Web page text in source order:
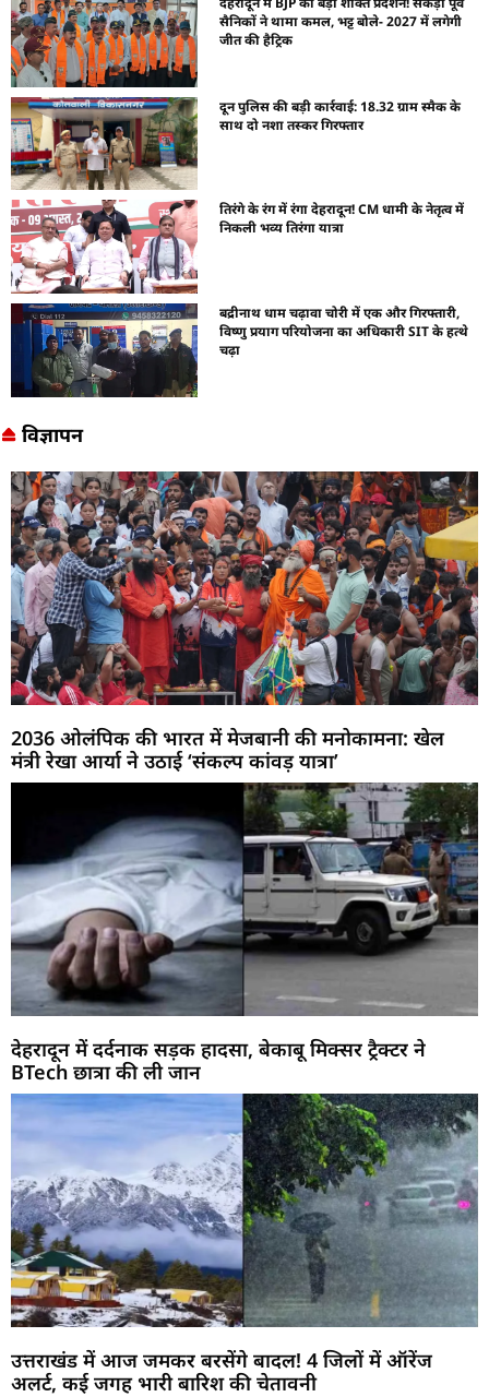
सैनिकों ने थामा कमल, भट्ट बोले- 2027 में लगेगी
जीत की हैट्रिक
दून पुलिस की बड़ी कार्रवाई: 18.32 ग्राम स्मैक के
साथ दो नशा तस्कर गिरफ्तार
तिरंगे के रंग में रंगा देहरादून! CM धामी के नेतृत्व में
निकली भव्य तिरंगा यात्रा
बद्रीनाथ धाम चढ़ावा चोरी में एक और गिरफ्तारी,
विष्णु प्रयाग परियोजना का अधिकारी SIT के हत्थे
चढ़ा
विज्ञापन
2036 ओलंपिक की भारत में मेजबानी की मनोकामना: खेल
मंत्री रेखा आर्या ने उठाई ‘संकल्प कांवड़ यात्रा’
देहरादून में दर्दनाक सड़क हादसा, बेकाबू मिक्सर ट्रैक्टर ने
BTech छात्रा की ली जान
उत्तराखंड में आज जमकर बरसेंगे बादल! 4 जिलों में ऑरेंज
अलर्ट, कई जगह भारी बारिश की चेतावनी